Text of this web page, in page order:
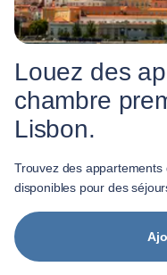
Louez des
chambre
Lisbon.
Trouvez des appartements
disponibles pour des